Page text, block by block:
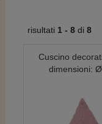
risultati 1 - 8 di 8
Cuscino
dimensioni: